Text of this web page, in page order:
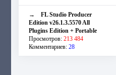
→ FL Studio Producer
Edition v26.1.3.5570 All
Plugins Edition + Portable
Просмотров: 213 484
Комментариев: 28